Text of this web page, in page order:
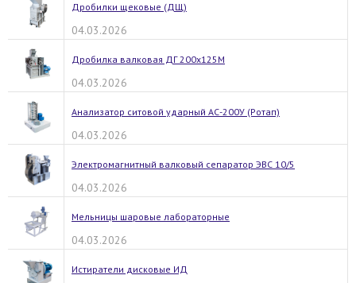
Дробилки щековые (ДЩ)
04.03.2026
Дробилка валковая ДГ 200х125М
04.03.2026
Анализатор ситовой ударный АС-200У (Ротап)
04.03.2026
Электромагнитный валковый сепаратор ЭВС 10/5
04.03.2026
Мельницы шаровые лабораторные
04.03.2026
Истиратели дисковые ИД